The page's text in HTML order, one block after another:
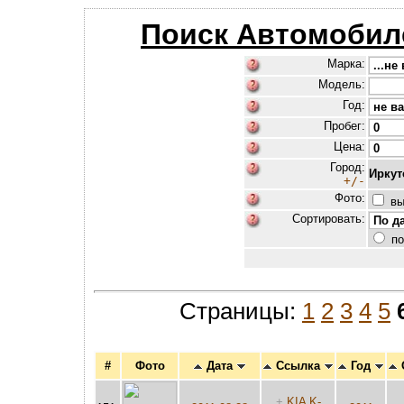
Поиск
Марка:
Модель:
Год:
Пробег:
Цена:
Город:
+/-
Фото:
Сортировать:
Страницы: 1 2 3 4 5
# Фото Дата Ссылка Год